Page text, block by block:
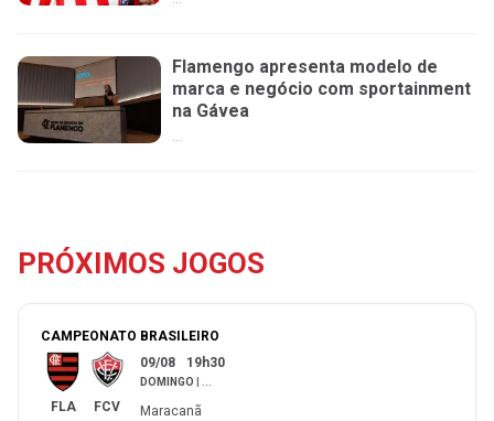
Flamengo apresenta modelo de
marca e negócio com sportainment
na Gávea
...
PRÓXIMOS JOGOS
CAMPEONATO BRASILEIRO
FLA FCV
09/08 19h30
DOMINGO
Maracanã